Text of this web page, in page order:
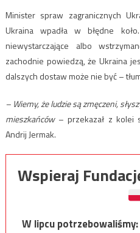
Minister spraw zagranicznych
Ukraina wpadła w błędne
niewystarczające albo
zachodnie powiedzą, że Ukraina
dalszych dostaw może nie być –
– Wiemy, że ludzie są zmęczeni,
mieszkańców– przekazał z kolei
Andrij Jermak.
Wspieraj
W lipcu potrzebowaliśmy: